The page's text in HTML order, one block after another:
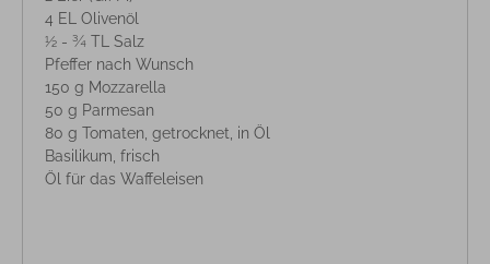
4 EL Olivenöl
½ - ¾ TL Salz
Pfeffer nach Wunsch
150 g Mozzarella
50 g Parmesan
80 g Tomaten, getrocknet, in Öl
Basilikum, frisch
Öl für das Waffeleisen